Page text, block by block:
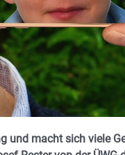
und macht sich viele